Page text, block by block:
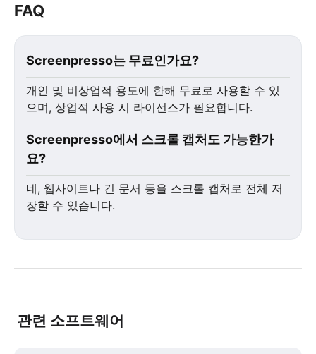
FAQ
Screenpresso는 무료인가요?
개인 및 비상업적 용도에 한해 무료로 사용할 수 있
으며, 상업적 사용 시 라이선스가 필요합니다.
Screenpresso에서 스크롤 캡처도 가능한가
요?
네, 웹사이트나 긴 문서 등을 스크롤 캡처로 전체 저
장할 수 있습니다.
관련 소프트웨어